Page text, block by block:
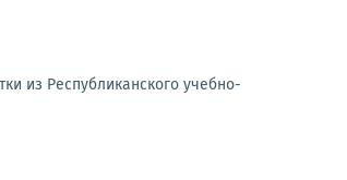
из Республиканского учебно-